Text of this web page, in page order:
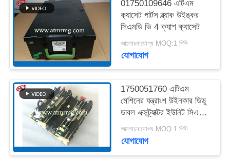
অনুরোধ
করুন
সাইট
ম্যাপ
গোপনীয়তা
01750109646 এটিএম
ক্যাসেট পার্টস ব্ল্যাক উইঙ্কর
সিএমডি ভি 4 ক্যাশ ক্যাসেট
আলোচনাযোগ্য MOQ:1 পিসি
যোগাযোগ
1750051760 এটিএম
মেশিনের যন্ত্রাংশ উইনকার ডিডু
ডাবল এক্সট্র্যাক্টর ইউনিট সিএমডি
আলোচনাযোগ্য MOQ:1 পিসি
যোগাযোগ